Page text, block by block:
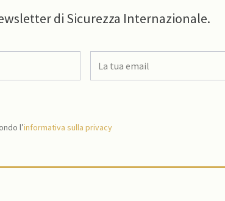
di Sicurezza Internazionale.
l’informativa sulla privacy